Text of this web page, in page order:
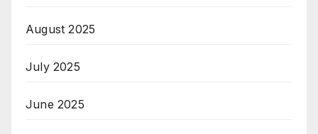
August 2025
July 2025
June 2025